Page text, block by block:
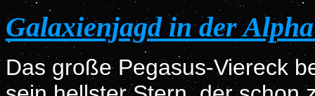
Galaxienjagd in der
Das große Pegasus-Viereck